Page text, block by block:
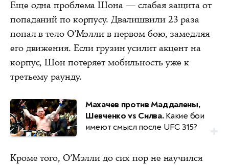
Еще одна проблема Шона — слабая защита от
попаданий по корпусу. Двалишвили 23 раза
попал в тело О’Мэлли в первом бою, замедляя
его движения. Если грузин усилит акцент на
корпус, Шон потеряет мобильность уже к
третьему раунду.
Махачев против Маддалены,
Шевченко vs Силва.Какие бои
имеют смысл после UFC 315?
Кроме того, О’Мэлли до сих пор не научился